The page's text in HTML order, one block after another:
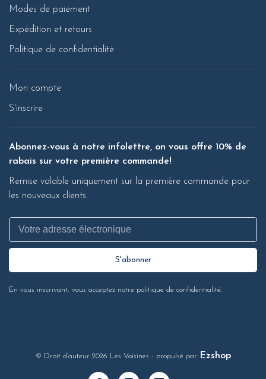
Modes de paiement
Expédition et retours
Politique de confidentialité
Mon compte
S'inscrire
Abonnez-vous à notre infolettre, on vous offre 10% de
rabais sur votre première commande!
Remise valable uniquement sur la première commande pour
les nouveaux clients.
S'abonner
En vous inscrivant, vous acceptez notre politique de confidentialité.
© Droit d'auteur 2026 Les Voisines - propulsé par Ezshop